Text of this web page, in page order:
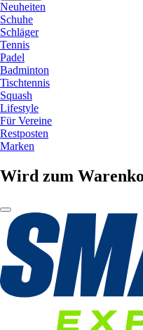
Neuheiten
Schuhe
Schläger
Tennis
Padel
Badminton
Tischtennis
Squash
Lifestyle
Für Vereine
Restposten
Marken
Wird zum